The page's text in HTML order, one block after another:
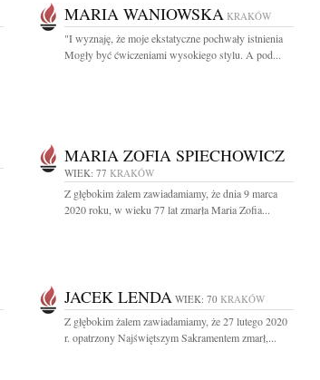
MARIA WANIOWSKA KRAKÓW
"I wyznaję, że moje ekstatyczne pochwały istnienia
Mogły być ćwiczeniami wysokiego stylu. A pod...
MARIA ZOFIA SPIECHOWICZ
WIEK: 77 KRAKÓW
Z głębokim żalem zawiadamiamy, że dnia 9 marca
2020 roku, w wieku 77 lat zmarła Maria Zofia...
JACEK LENDA WIEK: 70 KRAKÓW
Z głębokim żalem zawiadamiamy, że 27 lutego 2020
r. opatrzony Najświętszym Sakramentem zmarł,...